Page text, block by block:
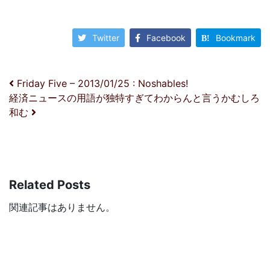
Twitter Facebook Bookmark
投稿ナビゲーション
Friday Five – 2013/01/25 : Noshables!
経済ニュースの用語が独特すぎてわからんと言うかむしろ
和む
Related Posts
関連記事はありません。